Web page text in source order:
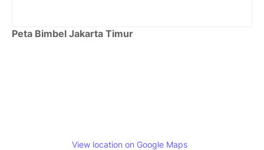
Peta Bimbel Jakarta Timur
View location on Google Maps